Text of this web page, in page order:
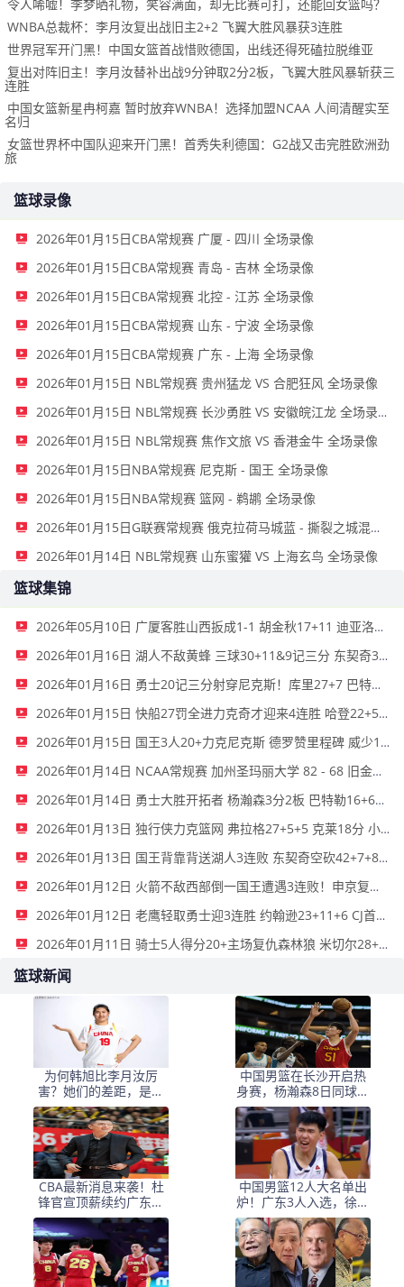
令人唏嘘！李梦晒礼物，笑容满面，却无比赛可打，还能回女篮吗？
WNBA总裁杯：李月汝复出战旧主2+2 飞翼大胜风暴获3连胜
世界冠军开门黑！中国女篮首战惜败德国，出线还得死磕拉脱维亚
复出对阵旧主！李月汝替补出战9分钟取2分2板，飞翼大胜风暴斩获三
连胜
中国女篮新星冉柯嘉 暂时放弃WNBA！选择加盟NCAA 人间清醒实至
名归
女篮世界杯中国队迎来开门黑！首秀失利德国：G2战又击完胜欧洲劲
旅
篮球录像
2026年01月15日CBA常规赛 广厦 - 四川 全场录像
2026年01月15日CBA常规赛 青岛 - 吉林 全场录像
2026年01月15日CBA常规赛 北控 - 江苏 全场录像
2026年01月15日CBA常规赛 山东 - 宁波 全场录像
2026年01月15日CBA常规赛 广东 - 上海 全场录像
2026年01月15日 NBL常规赛 贵州猛龙 VS 合肥狂风 全场录像
2026年01月15日 NBL常规赛 长沙勇胜 VS 安徽皖江龙 全场录像
2026年01月15日 NBL常规赛 焦作文旅 VS 香港金牛 全场录像
2026年01月15日NBA常规赛 尼克斯 - 国王 全场录像
2026年01月15日NBA常规赛 篮网 - 鹈鹕 全场录像
2026年01月15日G联赛常规赛 俄克拉荷马城蓝 - 撕裂之城混音 全场录像
2026年01月14日 NBL常规赛 山东蜜獾 VS 上海玄鸟 全场录像
篮球集锦
2026年05月10日 广厦客胜山西扳成1-1 胡金秋17+11 迪亚洛关键上篮不中
2026年01月16日 湖人不敌黄蜂 三球30+11&9记三分 东契奇39分 詹姆斯29+9+6
2026年01月16日 勇士20记三分射穿尼克斯！库里27+7 巴特勒32+8 穆迪三分9中7
2026年01月15日 快船27罚全进力克奇才迎来4连胜 哈登22+5+8 伦纳德33分4断
2026年01月15日 国王3人20+力克尼克斯 德罗赞里程碑 威少11助 布伦森伤退
2026年01月14日 NCAA常规赛 加州圣玛丽大学 82 - 68 旧金山大学 全场集锦
2026年01月14日 勇士大胜开拓者 杨瀚森3分2板 巴特勒16+6+5 库里9中2送11助
2026年01月13日 独行侠力克篮网 弗拉格27+5+5 克莱18分 小波特28+9
2026年01月13日 国王背靠背送湖人3连败 东契奇空砍42+7+8+4断 威少22+5+7
2026年01月12日 火箭不敌西部倒一国王遭遇3连败！申京复出19+9 阿门31+13+6
2026年01月12日 老鹰轻取勇士迎3连胜 约翰逊23+11+6 CJ首秀12分 库里31+5
2026年01月11日 骑士5人得分20+主场复仇森林狼 米切尔28+8 爱德华兹25+5
篮球新闻
为何韩旭比李月汝厉
害？她们的差距，是张
子宇选秀顺位暴跌的原
因
中国男篮在长沙开启热
身赛，杨瀚森8日同球队
会合
CBA最新消息来袭！杜
锋官宣顶薪续约广东男
篮，杨鸣婉拒执教北控
中国男篮12人大名单出
炉！广东3人入选，徐昕
国家队首秀，胡明轩轮
休